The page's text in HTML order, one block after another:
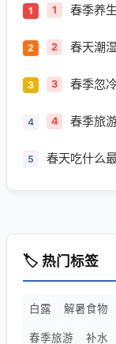
1 春季养
2 春天潮
3 春季忽
4 春季旅
5 春天吃什么
🏷️ 热门标签
白露 解暑食物
春季旅游 补水